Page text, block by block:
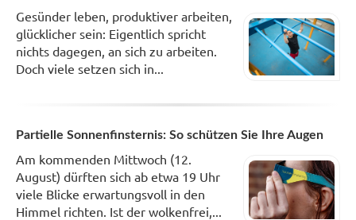
Gesünder leben, produktiver arbeiten,
glücklicher sein: Eigentlich spricht
nichts dagegen, an sich zu arbeiten.
Doch viele setzen sich in...
Partielle Sonnenfinsternis: So schützen Sie Ihre Augen
Am kommenden Mittwoch (12.
August) dürften sich ab etwa 19 Uhr
viele Blicke erwartungsvoll in den
Himmel richten. Ist der wolkenfrei,...